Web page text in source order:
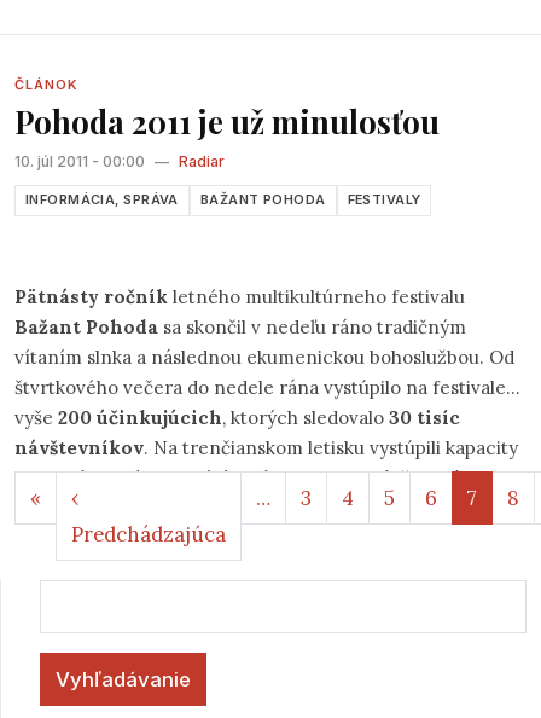
predstavia popri starých známych tvárach
čskoslovenského pesničkárstva a folku aj nové zaujímavé
osobnosti a formácie.
ČLÁNOK
Pohoda 2011 je už minulosťou
10. júl 2011 - 00:00 — Radiar
INFORMÁCIA, SPRÁVA BAŽANT POHODA FESTIVALY
Pätnásty ročník letného multikultúrneho festivalu
Bažant Pohoda sa skončil v nedeľu ráno tradičným
vítaním slnka a následnou ekumenickou bohoslužbou. Od
štvrtkového večera do nedele rána vystúpilo na festivale
vyše 200 účinkujúcich, ktorých sledovalo 30 tisíc
návštevníkov. Na trenčianskom letisku vystúpili kapacity
akoMoby, Pulp, Portishead, M.I.A., LambčiMadness.
Stránkovanie
« Prvá strana
‹
Predchádzajúca Predchádzajúca strana
… 3 4 5 6 7 8